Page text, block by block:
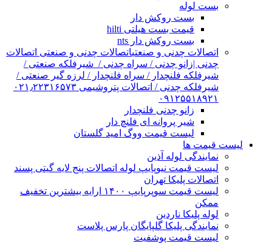
بست لوله
بست روکش دار
قیمت بست هیلتی hilti
بست روکش دار nts
اتصالات چدنی و صنعتیاتصالات چدنی و صنعتی اتصالات
چدنی |زانو چدنی / سراه چدنی / شیرفلکه صنعتی /
شیرفلکه فلنچدار / سراه فلنچدار / لرزه گیر صنعتی /
شیرفلکه چدنی / اتصالات پتروشیمی ۰۲۱٫۲۲۳۱۶۵۷۳
۰۹۱۲۵۵۱۸۹۲۱
زانو چدنی فلنچدار
شیر پروانه ای فلنچ دار
لیست قیمت ووگ امید گلستان
لیست قیمت ها
نمایندگی لوله آذین
لیست قیمت نیوپایپ لوله اتصالات پنج لایه گیتی پسند
اتصالات پلیکا تهران
لیست قیمت سوپرپایپ ۱۴۰۰ ارایه بیشترین تخفیف
ممکن
لوله پلیکا ناردین
نمایندگی پلیکا گلپایگان پارس پلاست
لیست قیمت پوشفیت